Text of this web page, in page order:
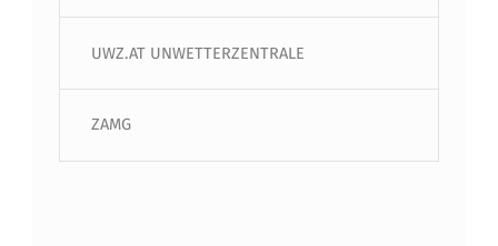
UWZ.AT UNWETTERZENTRALE
ZAMG